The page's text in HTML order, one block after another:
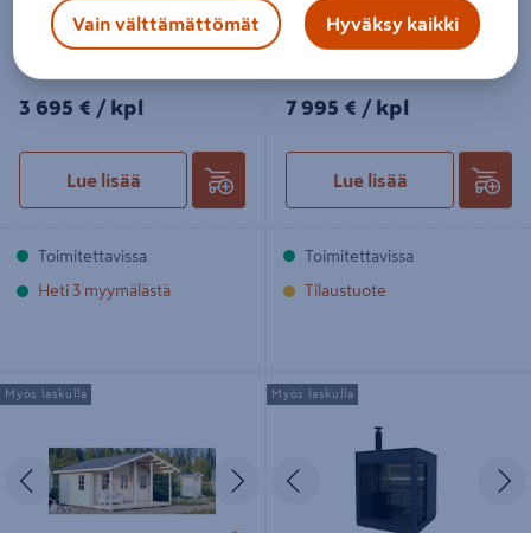
3695€/kpl
3 695 € / kpl
Lue lisää
Toimitettavissa
Heti 3 myymälästä
7995€/kpl
7 995 € / kpl
Lue lisää
Toimitettavissa
Tilaustuote
Pihasauna Sotka 20m² + terassi 9m²
Edellinen Seuraava
Myös laskulla
Pihasauna Cello by Kirami 5,2m²
Edellinen
Myös laskulla
Vain välttämättömät Hyväksy kaikki